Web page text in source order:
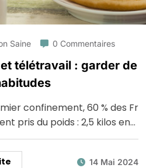
Saine 0 Commentaires
télétravail : garder de
confinement, 60 % des Fr
pris du poids : 2,5 kilos en…
14 Mai 2024